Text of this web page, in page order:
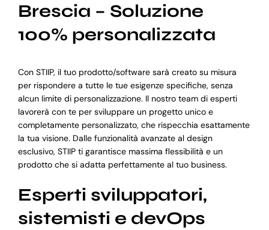
Brescia – Soluzione
100% personalizzata
Con STIIP, il tuo prodotto/software sarà creato su misura
per rispondere a tutte le tue esigenze specifiche, senza
alcun limite di personalizzazione. Il nostro team di esperti
lavorerà con te per sviluppare un progetto unico e
completamente personalizzato, che rispecchia esattamente
la tua visione. Dalle funzionalità avanzate al design
esclusivo, STIIP ti garantisce massima flessibilità e un
prodotto che si adatta perfettamente al tuo business.
Esperti sviluppatori,
sistemisti e devOps